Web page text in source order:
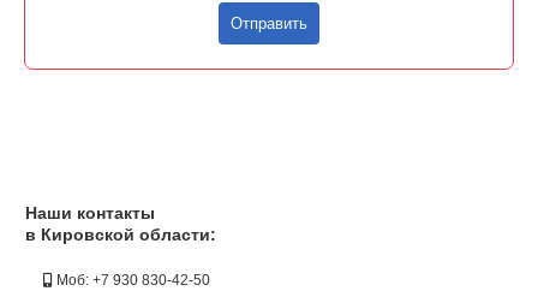
Отправить
Наши контакты
в Кировской области:
Моб: +7 930 830-42-50